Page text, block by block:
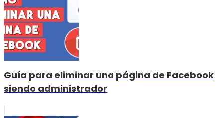
Guía para eliminar una página de Facebook
siendo administrador